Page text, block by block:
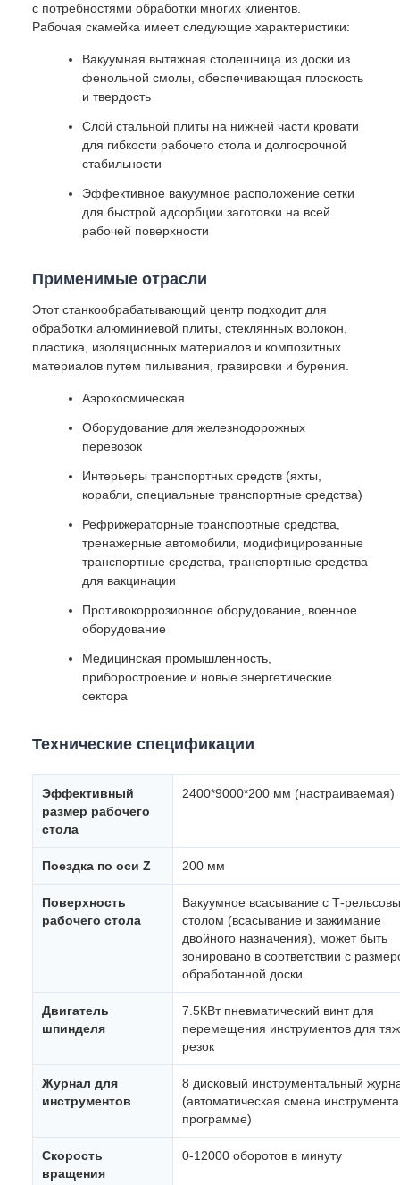
с потребностями обработки многих клиентов.
Рабочая скамейка имеет следующие характеристики:
Вакуумная вытяжная столешница из доски из
фенольной смолы, обеспечивающая плоскость
и твердость
Слой стальной плиты на нижней части кровати
для гибкости рабочего стола и долгосрочной
стабильности
Эффективное вакуумное расположение сетки
для быстрой адсорбции заготовки на всей
рабочей поверхности
Применимые отрасли
Этот станкообрабатывающий центр подходит для
обработки алюминиевой плиты, стеклянных волокон,
пластика, изоляционных материалов и композитных
материалов путем пилывания, гравировки и бурения.
Аэрокосмическая
Оборудование для железнодорожных
перевозок
Интерьеры транспортных средств (яхты,
корабли, специальные транспортные средства)
Рефрижераторные транспортные средства,
тренажерные автомобили, модифицированные
транспортные средства, транспортные средства
для вакцинации
Противокоррозионное оборудование, военное
оборудование
Медицинская промышленность,
приборостроение и новые энергетические
сектора
Технические спецификации
Эффективный
размер рабочего
стола
2400*9000*200 мм (настраиваемая)
Поездка по оси Z 200 мм
Поверхность
рабочего стола
Вакуумное всасывание с Т-
столом (всасывание и зажимание
двойного назначения), может быть
зонировано в соответствии с
обработанной доски
Двигатель
шпинделя
7.5КВт пневматический винт для
перемещения инструментов для
резок
Журнал для
инструментов
8 дисковый инструментальный
(автоматическая смена
программе)
Скорость
вращения
0-12000 оборотов в минуту